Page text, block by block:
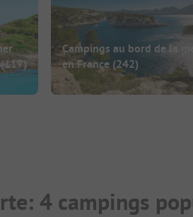
Campings au bord de la mer
en France (242)
4 campings